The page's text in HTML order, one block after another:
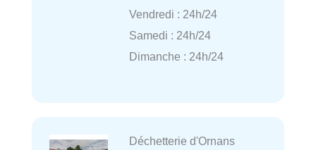
Vendredi : 24h/24
Samedi : 24h/24
Dimanche : 24h/24
Déchetterie d'Ornans